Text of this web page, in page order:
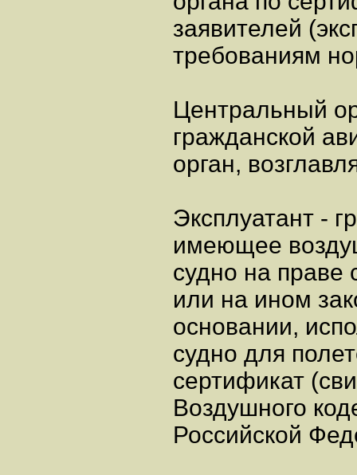
заявителей
требованиям
Центральный
гражданской
орган,
Эксплуатант -
имеющее
судно на праве
или на ином
основании,
судно для
сертификат
Воздушного
Российской